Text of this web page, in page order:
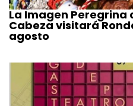
La Imagen Peregrina
Cabeza visitará
agosto